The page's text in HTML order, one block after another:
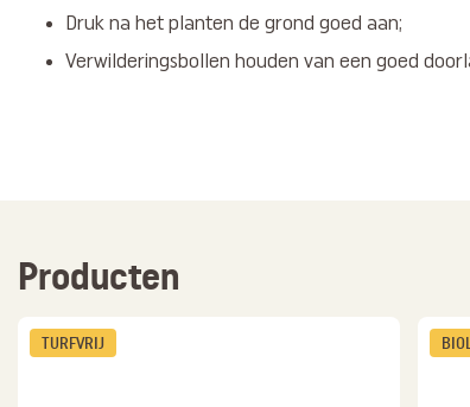
Druk na het planten de grond goed aan;
Verwilderingsbollen houden van een goed
Producten
TURFVRIJ